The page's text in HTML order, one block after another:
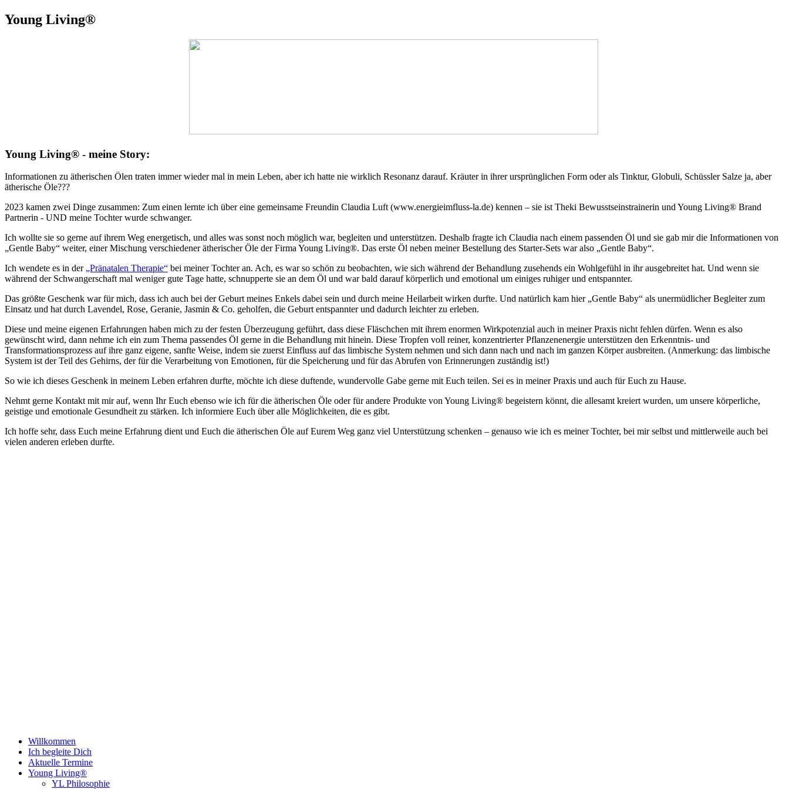
Young Living®
Young Living® - meine Story:
Informationen zu ätherischen Ölen traten immer wieder mal in mein Leben, aber ich hatte nie wirklich Resonanz darauf. Kräuter in ihrer ursprünglichen Form oder als Tinktur, Globuli, Schüssler Salze ja, aber
ätherische Öle???
2023 kamen zwei Dinge zusammen: Zum einen lernte ich über eine gemeinsame Freundin Claudia Luft (www.energieimfluss-la.de) kennen – sie ist Theki Bewusstseinstrainerin und Young Living® Brand
Partnerin - UND meine Tochter wurde schwanger.
Ich wollte sie so gerne auf ihrem Weg energetisch, und alles was sonst noch möglich war, begleiten und unterstützen. Deshalb fragte ich Claudia nach einem passenden Öl und sie gab mir die Informationen von
„Gentle Baby“ weiter, einer Mischung verschiedener ätherischer Öle der Firma Young Living®. Das erste Öl neben meiner Bestellung des Starter-Sets war also „Gentle Baby“.
Ich wendete es in der „Pränatalen Therapie“ bei meiner Tochter an. Ach, es war so schön zu beobachten, wie sich während der Behandlung zusehends ein Wohlgefühl in ihr ausgebreitet hat. Und wenn sie
während der Schwangerschaft mal weniger gute Tage hatte, schnupperte sie an dem Öl und war bald darauf körperlich und emotional um einiges ruhiger und entspannter.
Das größte Geschenk war für mich, dass ich auch bei der Geburt meines Enkels dabei sein und durch meine Heilarbeit wirken durfte. Und natürlich kam hier „Gentle Baby“ als unermüdlicher Begleiter zum
Einsatz und hat durch Lavendel, Rose, Geranie, Jasmin & Co. geholfen, die Geburt entspannter und dadurch leichter zu erleben.
Diese und meine eigenen Erfahrungen haben mich zu der festen Überzeugung geführt, dass diese Fläschchen mit ihrem enormen Wirkpotenzial auch in meiner Praxis nicht fehlen dürfen. Wenn es also
gewünscht wird, dann nehme ich ein zum Thema passendes Öl gerne in die Behandlung mit hinein. Diese Tropfen voll reiner, konzentrierter Pflanzenenergie unterstützen den Erkenntnis- und
Transformationsprozess auf ihre ganz eigene, sanfte Weise, indem sie zuerst Einfluss auf das limbische System nehmen und sich dann nach und nach im ganzen Körper ausbreiten. (Anmerkung: das limbische
System ist der Teil des Gehirns, der für die Verarbeitung von Emotionen, für die Speicherung und für das Abrufen von Erinnerungen zuständig ist!)
So wie ich dieses Geschenk in meinem Leben erfahren durfte, möchte ich diese duftende, wundervolle Gabe gerne mit Euch teilen. Sei es in meiner Praxis und auch für Euch zu Hause.
Nehmt gerne Kontakt mit mir auf, wenn Ihr Euch ebenso wie ich für die ätherischen Öle oder für andere Produkte von Young Living® begeistern könnt, die allesamt kreiert wurden, um unsere körperliche,
geistige und emotionale Gesundheit zu stärken. Ich informiere Euch über alle Möglichkeiten, die es gibt.
Ich hoffe sehr, dass Euch meine Erfahrung dient und Euch die ätherischen Öle auf Eurem Weg ganz viel Unterstützung schenken – genauso wie ich es meiner Tochter, bei mir selbst und mittlerweile auch bei
vielen anderen erleben durfte.
Willkommen
Ich begleite Dich
Aktuelle Termine
Young Living®
YL Philosophie